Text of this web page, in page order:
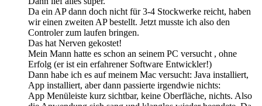
Da ein AP dann doch nicht für 3-4 Stockwerke reicht, haben
wir einen zweiten AP bestellt. Jetzt musste ich also den
Controler zum laufen bringen.
Das hat Nerven gekostet!
Mein Mann hatte es schon an seinem PC versucht , ohne
Erfolg (er ist ein erfahrener Software Entwickler!)
Dann habe ich es auf meinem Mac versucht: Java installiert,
App installiert, aber dann passierte irgendwie nichts:
App Menüleiste kurz sichtbar, keine Oberfläche, nichts. Also